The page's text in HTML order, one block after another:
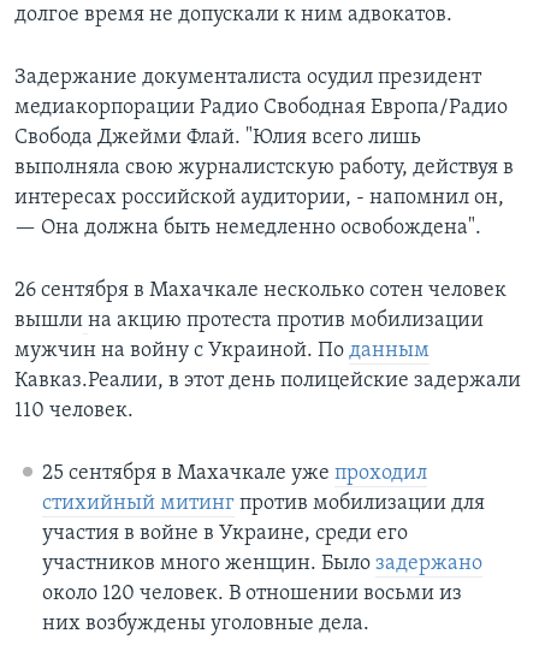
долгое время не допускали к ним адвокатов.
Задержание документалиста осудил президент
медиакорпорации Радио Свободная Европа/Радио
Свобода Джейми Флай. "Юлия всего лишь
выполняла свою журналистскую работу, действуя в
интересах российской аудитории, - напомнил он,
— Она должна быть немедленно освобождена".
26 сентября в Махачкале несколько сотен человек
вышли на акцию протеста против мобилизации
мужчин на войну с Украиной. По данным
Кавказ.Реалии, в этот день полицейские задержали
110 человек.
25 сентября в Махачкале уже проходил
стихийный митингпротив мобилизации для
участия в войне в Украине, среди его
участников много женщин. Было задержано
около 120 человек. В отношении восьми из
них возбуждены уголовные дела.